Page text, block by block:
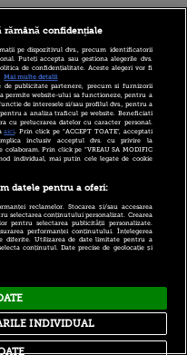
Luxembourg
rămână confidențiale
pe dispozitivul dvs., precum identificatorii
Puteți accepta sau gestiona alegerile dvs.
de confidențialitate. Aceste alegeri vor fi
Mai multe detalii
de publicitate partenere, precum si furnizorii
permite website-ului sa functioneze, pentru a
de interesele si/sau profilul dvs., pentru a
a analiza traficul pe website. Beneficiati
cu prelucrarea datelor cu caracter personal.
aici. Prin click pe “ACCEPT TOATE”, acceptati
inclusiv acceptul dvs. cu privire la
Prin click pe “VREAU SA MODIFIC
individual, mai putin cele legate de cookie
datele pentru a oferi:
reclamelor. Stocarea și/sau accesarea
selectarea conținutului personalizat. Crearea
pentru selectarea publicității personalizate.
performanței conținutului. Înțelegerea
diferite. Utilizarea de date limitate pentru a
conținutul. Date precise de geolocație și
INDIVIDUAL